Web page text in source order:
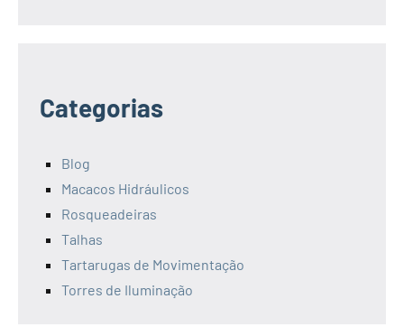
Categorias
Blog
Macacos Hidráulicos
Rosqueadeiras
Talhas
Tartarugas de Movimentação
Torres de Iluminação